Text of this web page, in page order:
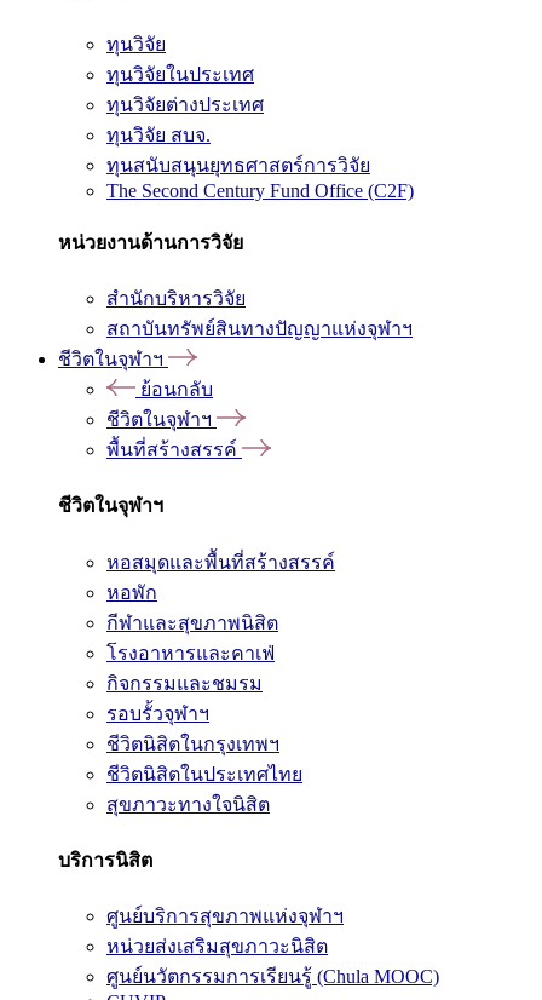
ทุนวิจัย
ทุนวิจัยในประเทศ
ทุนวิจัยต่างประเทศ
ทุนวิจัย สบจ.
ทุนสนับสนุนยุทธศาสตร์การวิจัย
The Second Century Fund Office (C2F)
หน่วยงานด้านการวิจัย
สำนักบริหารวิจัย
สถาบันทรัพย์สินทางปัญญาแห่งจุฬาฯ
ชีวิตในจุฬาฯ
ย้อนกลับ
ชีวิตในจุฬาฯ
พื้นที่สร้างสรรค์
ชีวิตในจุฬาฯ
หอสมุดและพื้นที่สร้างสรรค์
หอพัก
กีฬาและสุขภาพนิสิต
โรงอาหารและคาเฟ่
กิจกรรมและชมรม
รอบรั้วจุฬาฯ
ชีวิตนิสิตในกรุงเทพฯ
ชีวิตนิสิตในประเทศไทย
สุขภาวะทางใจนิสิต
บริการนิสิต
ศูนย์บริการสุขภาพแห่งจุฬาฯ
หน่วยส่งเสริมสุขภาวะนิสิต
ศูนย์นวัตกรรมการเรียนรู้ (Chula MOOC)